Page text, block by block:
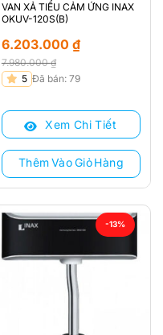
VAN XẢ TIỂU CẢM ỨNG INAX
OKUV-120S(B)
7.980.000₫
Giá
là:
7.980.000 ₫.
6.203.000 ₫
Giá
tại
6.203.000 ₫.
5 Đã bán: 79
Xem Chi Tiết
Thêm Vào Giỏ Hàng
-13%